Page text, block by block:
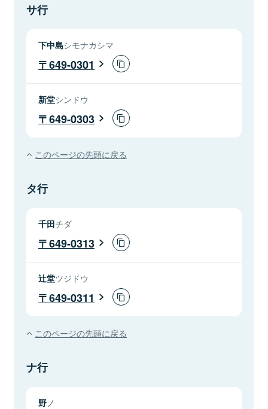
サ行
下中島シモナカシマ
649-0301
新堂シンドウ
649-0303
このページの先頭に戻る
タ行
千田チダ
649-0313
辻堂ツジドウ
649-0311
このページの先頭に戻る
ナ行
野 ノ